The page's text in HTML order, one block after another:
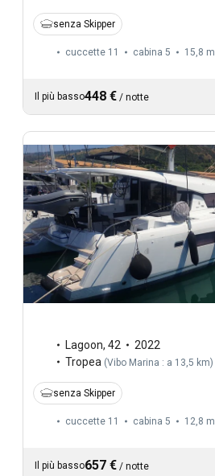
senza Skipper
cuccette 11 cabina 5 15,8 m
Il più basso448 € / notte
Lagoon, 42
2022
Tropea (Vibo Marina : a 13,5 km)
senza Skipper
cuccette 11 cabina 5 12,8 m
Il più basso657 € / notte